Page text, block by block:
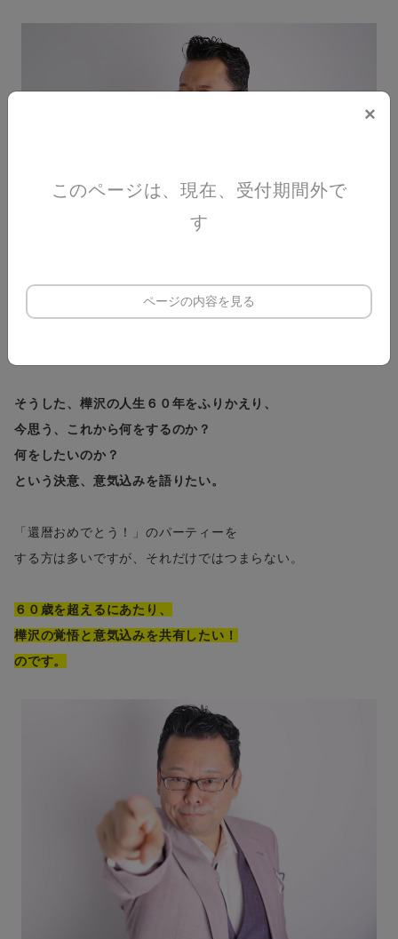
そうした、樺沢の人生６０年をふりかえり、
今思う、これから何をするのか？
何をしたいのか？
という決意、意気込みを語りたい。
「還暦おめでとう！」のパーティーを
する方は多いですが、それだけではつまらない。
６０歳を超えるにあたり、
樺沢の覚悟と意気込みを共有したい！
のです。
×
このページは、現在、受付期間外で
す
ページの内容を見る